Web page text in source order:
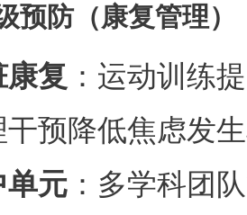
预防（康复管理）
复 ：运动训练
干预降低焦虑发
单元 ：多学科团